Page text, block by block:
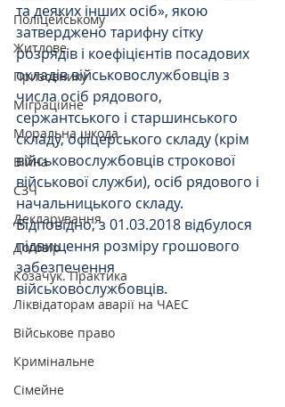
Поліцейському
Житлове
Призовнику
Міграційне
Моральна шкода
Війна
СЗЧ
Декларування
Договір
Козачук. Практика
Ліквідаторам аварії на ЧАЕС
Військове право
Кримінальне
Сімейне
та деяких інших осіб», якою
затверджено тарифну сітку
розрядів і коефіцієнтів посадових
окладів військовослужбовців з
числа осіб рядового,
сержантського і старшинського
складу, офіцерського складу (крім
військовослужбовців строкової
військової служби), осіб рядового і
начальницького складу.
Відповідно, з 01.03.2018 відбулося
підвищення розміру грошового
забезпечення
військовослужбовців.